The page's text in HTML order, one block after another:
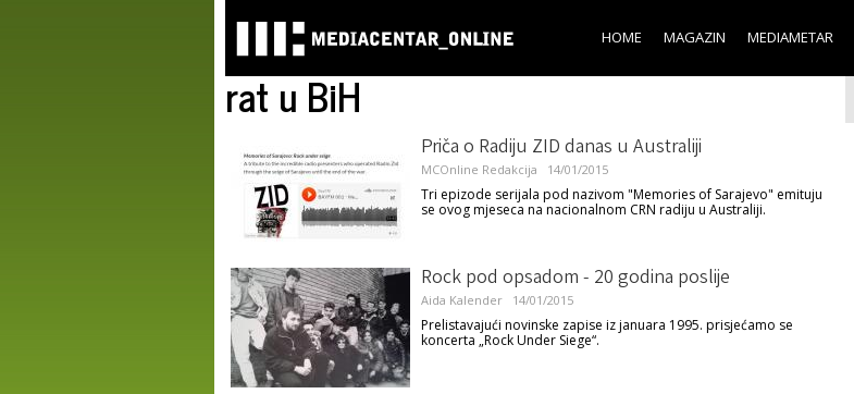
main
content
HOME MAGAZIN MEDIAMETAR
rat u BiH
Priča o Radiju ZID danas u Australiji
MCOnline Redakcija 14/01/2015
Tri epizode serijala pod nazivom "Memories of Sarajevo" emituju
se ovog mjeseca na nacionalnom CRN radiju u Australiji.
Rock pod opsadom - 20 godina poslije
Aida Kalender 14/01/2015
Prelistavajući novinske zapise iz januara 1995. prisjećamo se
koncerta „Rock Under Siege“.